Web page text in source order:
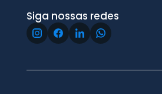
Siga nossas redes